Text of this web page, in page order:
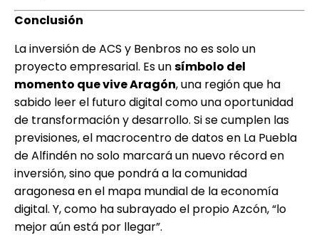
Conclusión
La inversión de ACS y Benbros no es solo un
proyecto empresarial. Es unsímbolo del
momento que vive Aragón, una región que ha
sabido leer el futuro digital como una oportunidad
de transformación y desarrollo. Si se cumplen las
previsiones, el macrocentro de datos en La Puebla
de Alfindén no solo marcará un nuevo récord en
inversión, sino que pondrá a la comunidad
aragonesa en el mapa mundial de la economía
digital. Y, como ha subrayado el propio Azcón, “lo
mejor aún está por llegar”.